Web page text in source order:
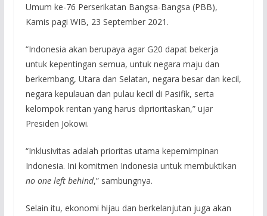
Umum ke-76 Perserikatan Bangsa-Bangsa (PBB),
Kamis pagi WIB, 23 September 2021.
“Indonesia akan berupaya agar G20 dapat bekerja
untuk kepentingan semua, untuk negara maju dan
berkembang, Utara dan Selatan, negara besar dan kecil,
negara kepulauan dan pulau kecil di Pasifik, serta
kelompok rentan yang harus diprioritaskan,” ujar
Presiden Jokowi.
“Inklusivitas adalah prioritas utama kepemimpinan
Indonesia. Ini komitmen Indonesia untuk membuktikan
no one left behind,” sambungnya.
Selain itu, ekonomi hijau dan berkelanjutan juga akan